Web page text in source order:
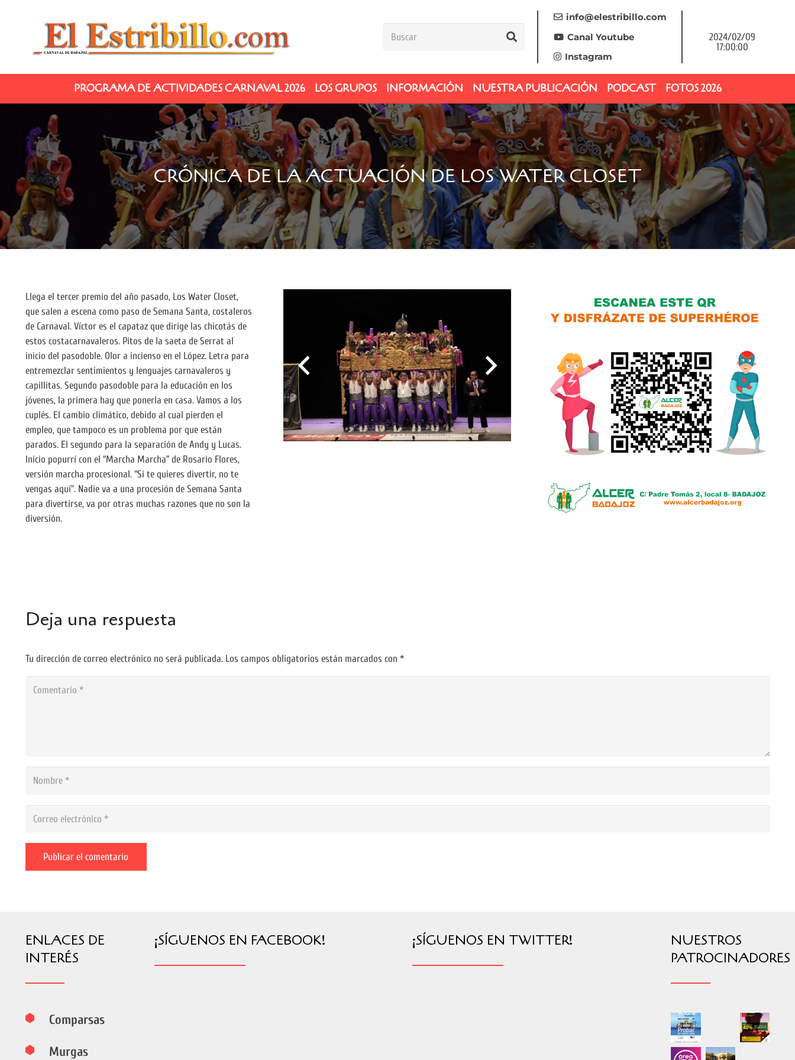
info@elestribillo.com
Canal Youtube
Instagram
2024/02/09
17:00:00
PROGRAMA DE ACTIVIDADES CARNAVAL 2026 LOS GRUPOS INFORMACIÓN NUESTRA PUBLICACIÓN PODCAST FOTOS 2026
CRÓNICA DE LA ACTUACIÓN DE LOS WATER CLOSET
Llega el tercer premio del año pasado, Los Water Closet,
que salen a escena como paso de Semana Santa, costaleros
de Carnaval. Víctor es el capataz que dirige las chicotás de
estos costacarnavaleros. Pitos de la saeta de Serrat al
inicio del pasodoble. Olor a incienso en el López. Letra para
entremezclar sentimientos y lenguajes carnavaleros y
capillitas. Segundo pasodoble para la educación en los
jóvenes, la primera hay que ponerla en casa. Vamos a los
cuplés. El cambio climático, debido al cual pierden el
empleo, que tampoco es un problema por que están
parados. El segundo para la separación de Andy y Lucas.
Inicio popurrí con el “Marcha Marcha” de Rosario Flores,
versión marcha procesional. “Si te quieres divertir, no te
vengas aquí”. Nadie va a una procesión de Semana Santa
para divertirse, va por otras muchas razones que no son la
diversión.
Deja una respuesta
Tu dirección de correo electrónico no será publicada. Los campos obligatorios están marcados con *
Publicar el comentario
ENLACES DE
INTERÉS
Comparsas
Murgas
¡SÍGUENOS EN FACEBOOK! ¡SÍGUENOS EN TWITTER!
NUESTROS
PATROCINADORES